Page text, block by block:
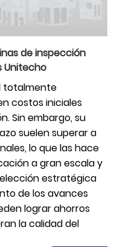
de inspección
Unitecho
totalmente
costos iniciales
Sin embargo, su
suelen superar a
lo que las hace
a gran escala y
estratégica
de los avances
lograr ahorros
la calidad del